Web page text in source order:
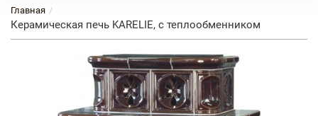
Главная
Керамическая печь KARELIE, с теплообменником